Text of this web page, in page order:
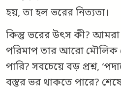
হয়, তা হল ভরের নিত্যতা।
কিন্তু ভরের উৎস কী? আমরা
পরিমাপ তার আরো মৌলিক
পারি? সবচেয়ে বড় প্রশ্ন,
বস্তুর ভর থাকতে পারে?